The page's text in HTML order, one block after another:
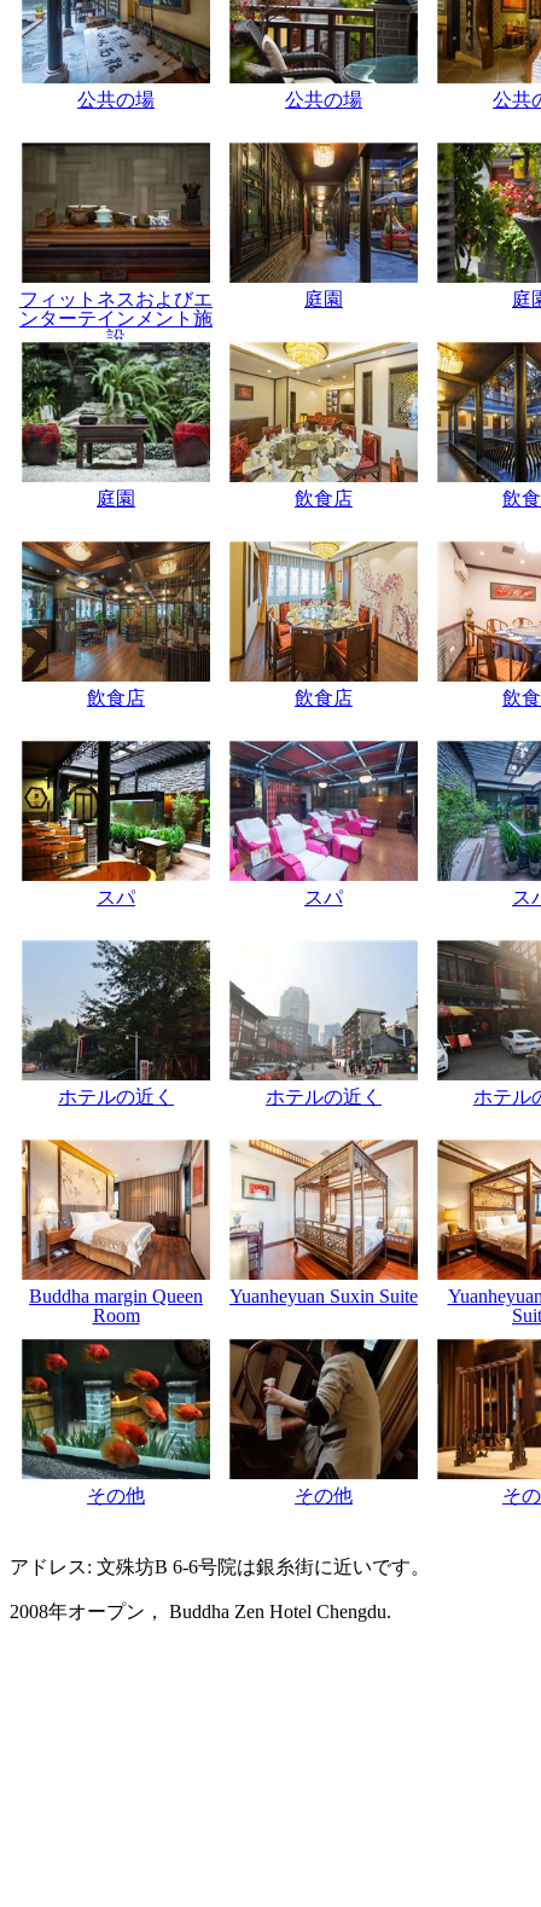
公共の場 公共の場 公共
フィットネスおよびエ
ンターテインメント施
設
庭園 庭
庭園 飲食店 飲
飲食店 飲食店 飲
スパ スパ ス
ホテルの近く ホテルの近く ホテル
Buddha margin Queen
Room
Yuanheyuan Suxin Suite
その他 その他 そ
アドレス: 文殊坊B 6-6号院は銀糸街に近いです。
2008年オープン， Buddha Zen Hotel Chengdu.